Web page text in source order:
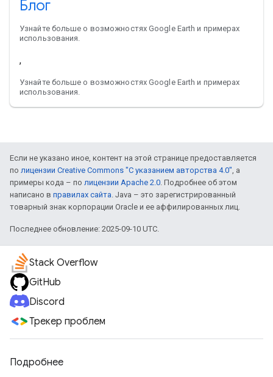
Блог
Узнайте больше о возможностях Google Earth и примерах
использования.
,
Узнайте больше о возможностях Google Earth и примерах
использования.
Если не указано иное, контент на этой странице предоставляется
по лицензии Creative Commons "С указанием авторства 4.0", а
примеры кода – по лицензии Apache 2.0. Подробнее об этом
написано в правилах сайта. Java – это зарегистрированный
товарный знак корпорации Oracle и ее аффилированных лиц.
Последнее обновление: 2025-09-10 UTC.
Stack Overflow
GitHub
Discord
Трекер проблем
Подробнее